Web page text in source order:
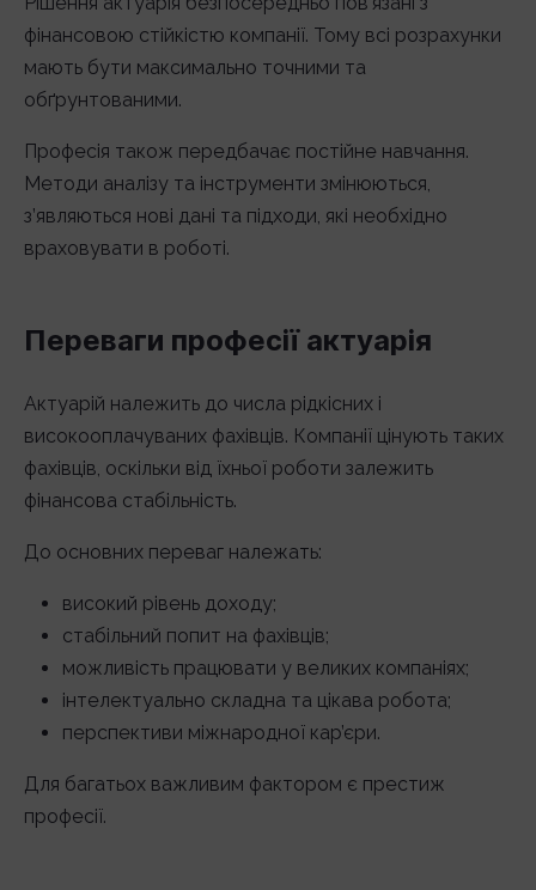
фінансовою стійкістю компанії. Тому всі розрахунки
мають бути максимально точними та
обґрунтованими.
Професія також передбачає постійне навчання.
Методи аналізу та інструменти змінюються,
з’являються нові дані та підходи, які необхідно
враховувати в роботі.
Переваги професії актуарія
Актуарій належить до числа рідкісних і
високооплачуваних фахівців. Компанії цінують таких
фахівців, оскільки від їхньої роботи залежить
фінансова стабільність.
До основних переваг належать:
високий рівень доходу;
стабільний попит на фахівців;
можливість працювати у великих компаніях;
інтелектуально складна та цікава робота;
перспективи міжнародної кар’єри.
Для багатьох важливим фактором є престиж
професії.